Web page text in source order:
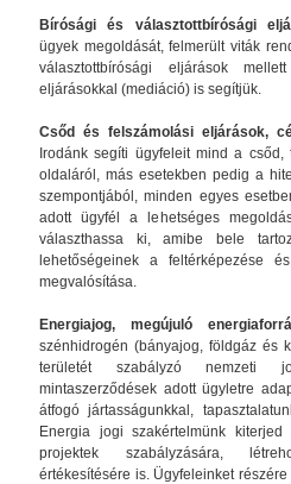
Bírósági és választottbírósági
ügyek megoldását, felmerült viták
választottbírósági eljárások
eljárásokkal (mediáció) is segítjük.
Csőd és felszámolási eljárások,
Irodánk segíti ügyfeleit mind a
oldaláról, más esetekben pedig a
szempontjából, minden egyes
adott ügyfél a lehetséges
választhassa ki, amibe bele
lehetőségeinek a feltérképezése
megvalósítása.
Energiajog, megújuló
szénhidrogén (bányajog, földgáz és
területét szabályzó nemzeti
mintaszerződések adott ügyletre
átfogó jártasságunkkal,
Energia jogi szakértelmünk
projektek szabályzására,
értékesítésére is. Ügyfeleinket